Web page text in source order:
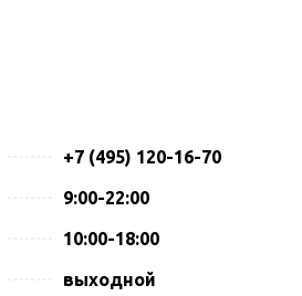
+7 (495) 120-16-70
9:00-22:00
10:00-18:00
выходной